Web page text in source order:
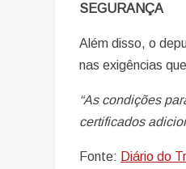
SEGURANÇA
Além disso, o
nas exigências
“As condições
certificados
Fonte: Diário do